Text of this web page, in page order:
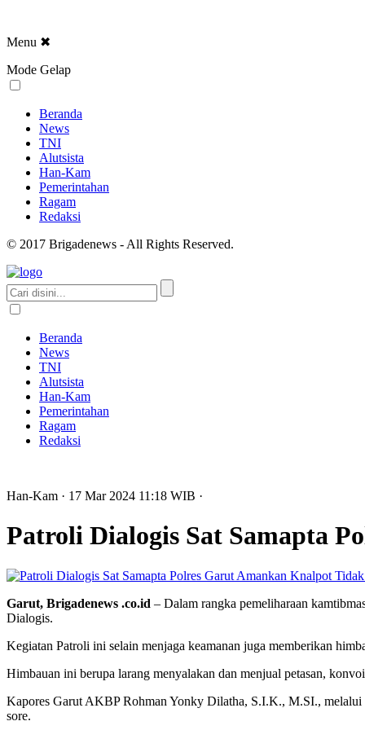
Menu ✖
Mode Gelap
Beranda
News
TNI
Alutsista
Han-Kam
Pemerintahan
Ragam
Redaksi
© 2017 Brigadenews - All Rights Reserved.
Beranda
News
TNI
Alutsista
Han-Kam
Pemerintahan
Ragam
Redaksi
Han-Kam · 17 Mar 2024 11:18 WIB ·
Patroli Dialogis Sat Samapta
Garut, Brigadenews .co.id – Dalam rangka pemeliharaan
Dialogis.
Kegiatan Patroli ini selain menjaga keamanan juga memberikan
Himbauan ini berupa larang menyalakan dan menjual petasan,
Kapores Garut AKBP Rohman Yonky Dilatha, S.I.K., M.SI.,
sore.